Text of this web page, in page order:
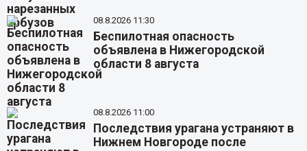
08.8.2026 11:30
Беспилотная опасность
объявлена в Нижегородской
области 8 августа
08.8.2026 11:00
Последствия урагана устраняют в
Нижнем Новгороде после